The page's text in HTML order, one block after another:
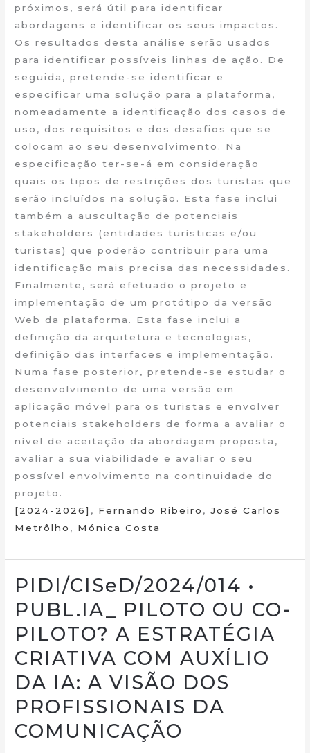
próximos, será útil para identificar
abordagens e identificar os seus impactos.
Os resultados desta análise serão usados
para identificar possíveis linhas de ação. De
seguida, pretende-se identificar e
especificar uma solução para a plataforma,
nomeadamente a identificação dos casos de
uso, dos requisitos e dos desafios que se
colocam ao seu desenvolvimento. Na
especificação ter-se-á em consideração
quais os tipos de restrições dos turistas que
serão incluídos na solução. Esta fase inclui
também a auscultação de potenciais
stakeholders (entidades turísticas e/ou
turistas) que poderão contribuir para uma
identificação mais precisa das necessidades.
Finalmente, será efetuado o projeto e
implementação de um protótipo da versão
Web da plataforma. Esta fase inclui a
definição da arquitetura e tecnologias,
definição das interfaces e implementação.
Numa fase posterior, pretende-se estudar o
desenvolvimento de uma versão em
aplicação móvel para os turistas e envolver
potenciais stakeholders de forma a avaliar o
nível de aceitação da abordagem proposta,
avaliar a sua viabilidade e avaliar o seu
possível envolvimento na continuidade do
projeto.
[2024-2026] , Fernando Ribeiro ,José Carlos
Metrôlho , Mónica Costa
PIDI/CISeD/2024/014 •
PUBL.IA_ PILOTO OU CO-
PILOTO? A ESTRATÉGIA
CRIATIVA COM AUXÍLIO
DA IA: A VISÃO DOS
PROFISSIONAIS DA
COMUNICAÇÃO